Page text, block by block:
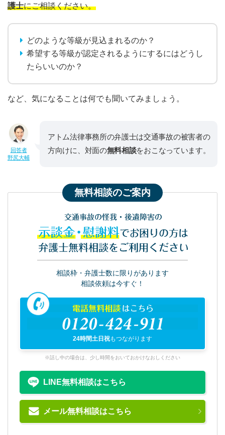
護士にご相談ください。
どのような等級が見込まれるのか？
希望する等級が認定されるようにするにはどうし
たらいいのか？
など、気になることは何でも聞いてみましょう。
回答者
野尻大輔
アトム法律事務所の弁護士は交通事故の被害者の
方向けに、対面の無料相談をおこなっています。
無料相談のご案内
交通事故の怪我・後遺障害の
示談金・慰謝料でお困りの方は
弁護士無料相談をご利用ください
相談枠・弁護士数に限りがあります
相談依頼は今すぐ！
電話無料相談はこちら
0120-424-911
24時間土日祝もつながります
※話し中の場合は、少し時間をおいておかけなおしください
LINE無料相談はこちら
メール無料相談はこちら